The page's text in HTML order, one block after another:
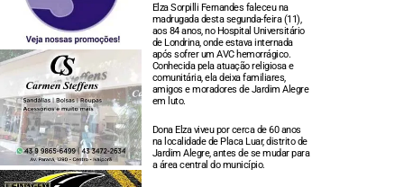
Elza Sorpilli Fernandes faleceu na
madrugada desta segunda-feira (11),
aos 84 anos, no Hospital Universitário
de Londrina, onde estava internada
após sofrer um AVC hemorrágico.
Conhecida pela atuação religiosa e
comunitária, ela deixa familiares,
amigos e moradores de Jardim Alegre
em luto.
Dona Elza viveu por cerca de 60 anos
na localidade de Placa Luar, distrito de
Jardim Alegre, antes de se mudar para
a área central do município.